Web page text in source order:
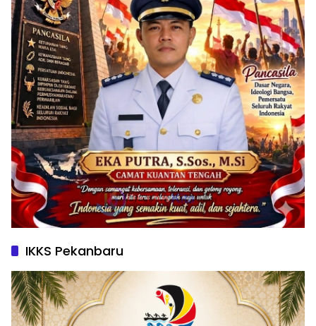
IKKS Pekanbaru